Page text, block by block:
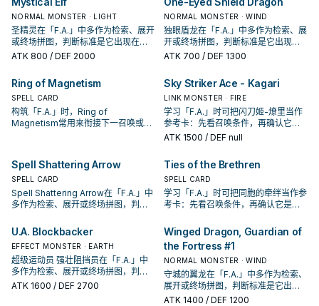
NORMAL MONSTER · LIGHT
圣精灵在「F.A.」中多作为检索、展开
或终场拼图，判断标准是它出现在成
功起手中的频率。
ATK 800 / DEF 2000
NORMAL MONSTER · WIND
独眼盾龙在「F.A.」中多作为检索、展
开或终场拼图，判断标准是它出现在
成功起手中的频率。
ATK 700 / DEF 1300
Ring of Magnetism
SPELL CARD
构筑「F.A.」时，Ring of
Magnetism常用来衔接下一召唤或保
Sky Striker Ace - Kagari
LINK MONSTER · FIRE
学习「F.A.」时可把闪刀姬-燎里当作
参考卡：先看召唤条件，再确认它是
起手、展开还是收益卡。
ATK 1500 / DEF null
Spell Shattering Arrow
SPELL CARD
Spell Shattering Arrow在「F.A.」中
多作为检索、展开或终场拼图，判断
Ties of the Brethren
SPELL CARD
学习「F.A.」时可把同胞的牵绊当作参
考卡：先看召唤条件，再确认它是起
U.A. Blockbacker
EFFECT MONSTER · EARTH
超级运动员 强壮阻挡员在「F.A.」中
多作为检索、展开或终场拼图，判断
标准是它出现在成功起手中的频率。
ATK 1600 / DEF 2700
Winged Dragon, Guardian of
the Fortress #1
NORMAL MONSTER · WIND
守城的翼龙在「F.A.」中多作为检索、
展开或终场拼图，判断标准是它出现
在成功起手中的频率。
ATK 1400 / DEF 1200